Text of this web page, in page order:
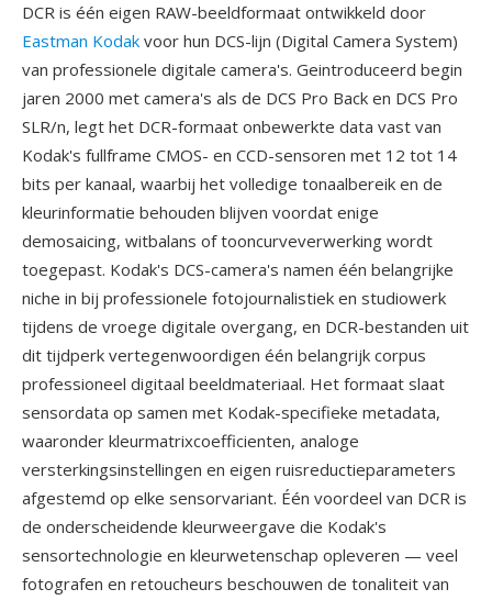
DCR is één eigen RAW-beeldformaat ontwikkeld door
Eastman Kodak voor hun DCS-lijn (Digital Camera System)
van professionele digitale camera's. Geintroduceerd begin
jaren 2000 met camera's als de DCS Pro Back en DCS Pro
SLR/n, legt het DCR-formaat onbewerkte data vast van
Kodak's fullframe CMOS- en CCD-sensoren met 12 tot 14
bits per kanaal, waarbij het volledige tonaalbereik en de
kleurinformatie behouden blijven voordat enige
demosaicing, witbalans of tooncurveverwerking wordt
toegepast. Kodak's DCS-camera's namen één belangrijke
niche in bij professionele fotojournalistiek en studiowerk
tijdens de vroege digitale overgang, en DCR-bestanden uit
dit tijdperk vertegenwoordigen één belangrijk corpus
professioneel digitaal beeldmateriaal. Het formaat slaat
sensordata op samen met Kodak-specifieke metadata,
waaronder kleurmatrixcoefficienten, analoge
versterkingsinstellingen en eigen ruisreductieparameters
afgestemd op elke sensorvariant. Één voordeel van DCR is
de onderscheidende kleurweergave die Kodak's
sensortechnologie en kleurwetenschap opleveren — veel
fotografen en retoucheurs beschouwen de tonaliteit van